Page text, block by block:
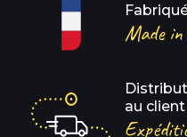
Made
au client